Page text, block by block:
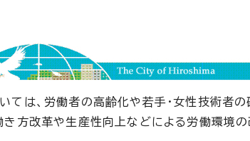
ては、労働者の高齢化や若手・女性技術者
き方改革や生産性向上などによる労働環境の